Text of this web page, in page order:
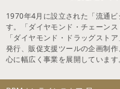
1970年4月に設立された「流通
す。「ダイヤモンド・チェーン
「ダイヤモンド・ドラッグスト
発行、販促支援ツールの企画制
心に幅広く事業を展開しています。